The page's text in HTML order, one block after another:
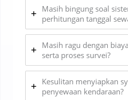
Masih bingung soal
perhitungan tanggal
Masih ragu dengan
serta proses survei?
Kesulitan menyiapkan
penyewaan kendaraan?